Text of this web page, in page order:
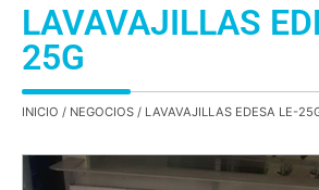
LAVAVAJILLAS
25G
INICIO / NEGOCIOS / LAVAVAJILLAS EDESA LE-